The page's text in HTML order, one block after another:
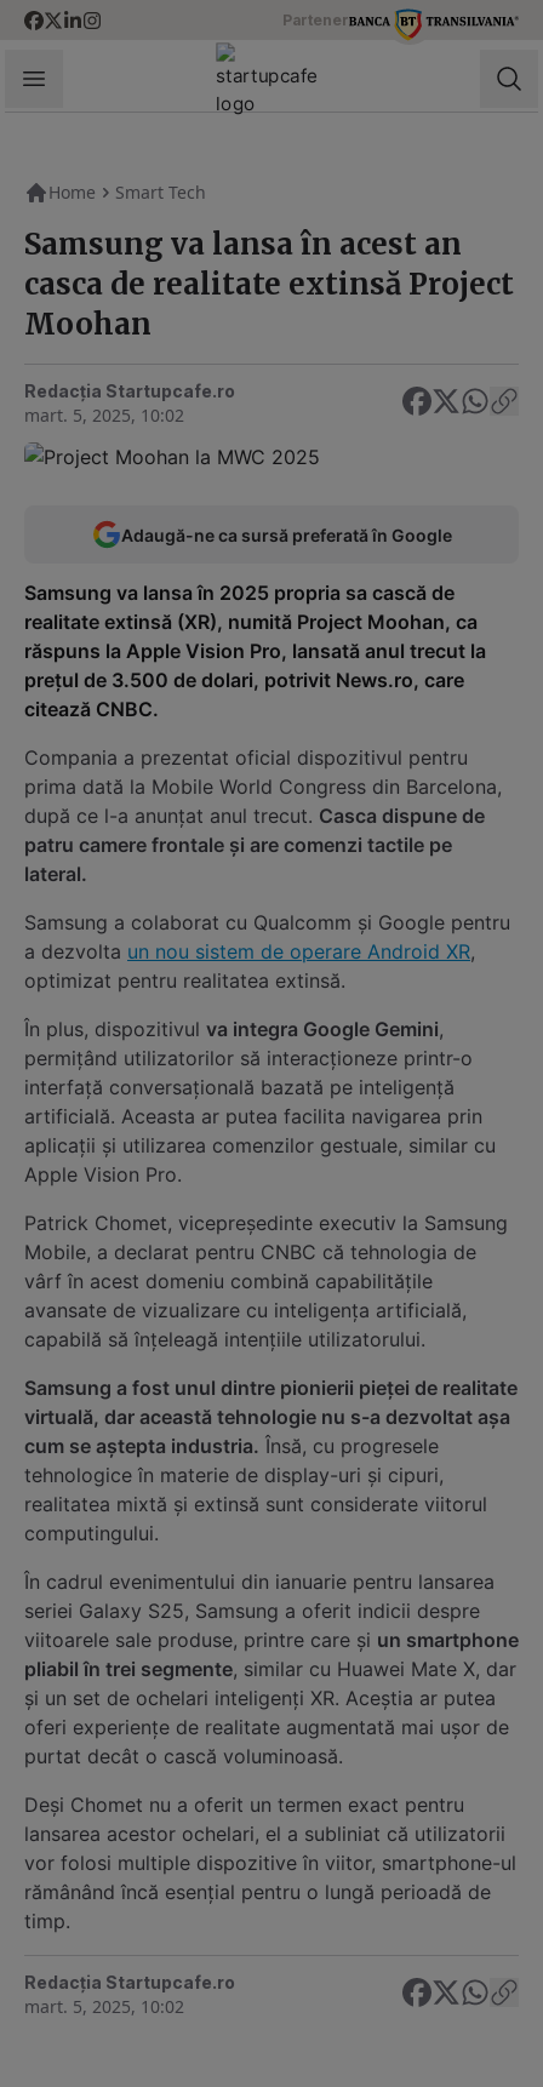
Skip to content Partener
Home Smart Tech
Samsung va lansa în acest an
casca de realitate extinsă Project
Moohan
mart. 5, 2025, 10:02
Redacția Startupcafe.ro
Adaugă-ne ca sursă preferată în Google
Samsung va lansa în 2025 propria sa cască de
realitate extinsă (XR), numită Project Moohan, ca
răspuns la Apple Vision Pro, lansată anul trecut la
preţul de 3.500 de dolari, potrivit News.ro, care
citează CNBC.
Compania a prezentat oficial dispozitivul pentru
prima dată la Mobile World Congress din Barcelona,
după ce l-a anunţat anul trecut. Casca dispune de
patru camere frontale şi are comenzi tactile pe
lateral.
Samsung a colaborat cu Qualcomm şi Google pentru
a dezvolta un nou sistem de operare Android XR,
optimizat pentru realitatea extinsă.
În plus, dispozitivul va integra Google Gemini,
permiţând utilizatorilor să interacţioneze printr-o
interfaţă conversaţională bazată pe inteligență
artificială. Aceasta ar putea facilita navigarea prin
aplicaţii şi utilizarea comenzilor gestuale, similar cu
Apple Vision Pro.
Patrick Chomet, vicepreşedinte executiv la Samsung
Mobile, a declarat pentru CNBC că tehnologia de
vârf în acest domeniu combină capabilităţile
avansate de vizualizare cu inteligenţa artificială,
capabilă să înţeleagă intenţiile utilizatorului.
Samsung a fost unul dintre pionierii pieţei de realitate
virtuală, dar această tehnologie nu s-a dezvoltat aşa
cum se aştepta industria. Însă, cu progresele
tehnologice în materie de display-uri şi cipuri,
realitatea mixtă şi extinsă sunt considerate viitorul
computingului.
În cadrul evenimentului din ianuarie pentru lansarea
seriei Galaxy S25, Samsung a oferit indicii despre
viitoarele sale produse, printre care şi un smartphone
pliabil în trei segmente, similar cu Huawei Mate X, dar
şi un set de ochelari inteligenţi XR. Aceştia ar putea
oferi experienţe de realitate augmentată mai uşor de
purtat decât o cască voluminoasă.
Deşi Chomet nu a oferit un termen exact pentru
lansarea acestor ochelari, el a subliniat că utilizatorii
vor folosi multiple dispozitive în viitor, smartphone-ul
rămânând încă esenţial pentru o lungă perioadă de
timp.
mart. 5, 2025, 10:02
Redacția Startupcafe.ro